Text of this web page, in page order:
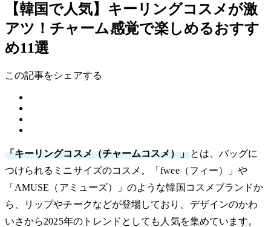
【韓国で人気】キーリングコスメが激
アツ！チャーム感覚で楽しめるおすす
め11選
この記事をシェアする
「キーリングコスメ（チャームコスメ）」とは、バッグに
つけられるミニサイズのコスメ。「fwee（フィー）」や
「AMUSE（アミューズ）」のような韓国コスメブランドか
ら、リップやチークなどが登場しており、デザインのかわ
いさから2025年のトレンドとしても人気を集めています。